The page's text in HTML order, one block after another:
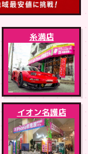
糸満店
イオン名護店